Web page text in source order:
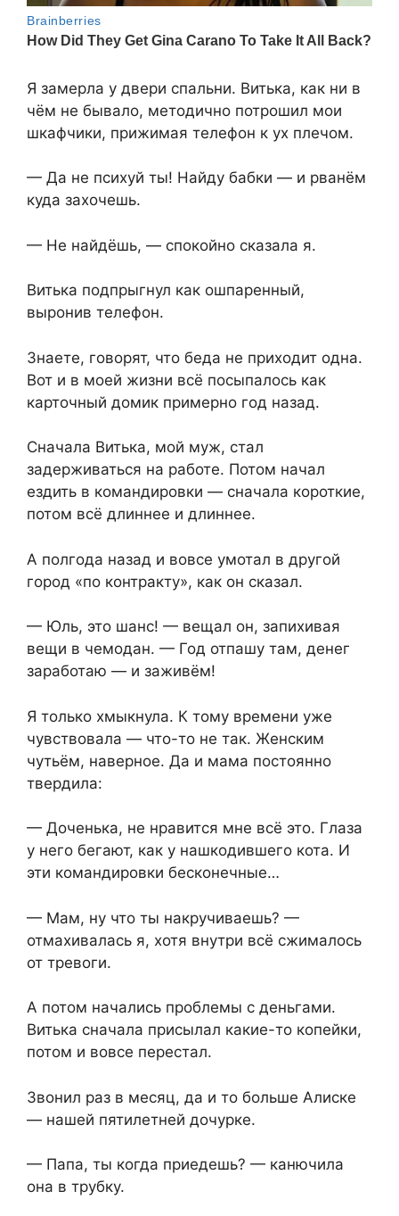
Я замерла у двери спальни. Витька, как ни в
чём не бывало, методично потрошил мои
шкафчики, прижимая телефон к ух плечом.
— Да не психуй ты! Найду бабки — и рванём
куда захочешь.
— Не найдёшь, — спокойно сказала я.
Витька подпрыгнул как ошпаренный,
выронив телефон.
Знаете, говорят, что беда не приходит одна.
Вот и в моей жизни всё посыпалось как
карточный домик примерно год назад.
Сначала Витька, мой муж, стал
задерживаться на работе. Потом начал
ездить в командировки — сначала короткие,
потом всё длиннее и длиннее.
А полгода назад и вовсе умотал в другой
город «по контракту», как он сказал.
— Юль, это шанс! — вещал он, запихивая
вещи в чемодан. — Год отпашу там, денег
заработаю — и заживём!
Я только хмыкнула. К тому времени уже
чувствовала — что-то не так. Женским
чутьём, наверное. Да и мама постоянно
твердила:
— Доченька, не нравится мне всё это. Глаза
у него бегают, как у нашкодившего кота. И
эти командировки бесконечные…
— Мам, ну что ты накручиваешь? —
отмахивалась я, хотя внутри всё сжималось
от тревоги.
А потом начались проблемы с деньгами.
Витька сначала присылал какие-то копейки,
потом и вовсе перестал.
Звонил раз в месяц, да и то больше Алиске
— нашей пятилетней дочурке.
— Папа, ты когда приедешь? — канючила
она в трубку.